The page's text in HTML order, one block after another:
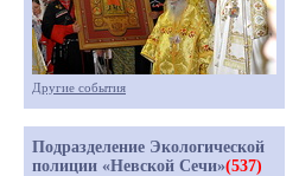
Другие события
Подразделение Экологической
полиции «Невской Сечи»(537)